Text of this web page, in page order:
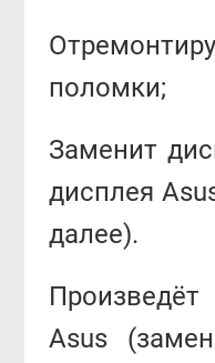
поломки;
Заменит
дисплея
далее).
Asus